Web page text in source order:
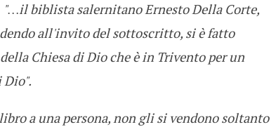
"…il biblista salernitano Ernesto Della Corte,
all'invito del sottoscritto, si è fatto
Chiesa di Dio che è in Trivento per un
a una persona, non gli si vendono soltanto